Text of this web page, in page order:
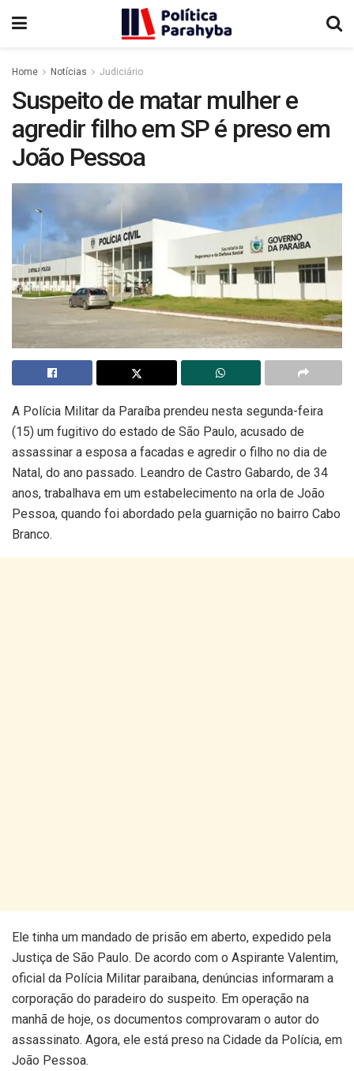
Home Notícias Judiciário
Suspeito de matar mulher e
agredir filho em SP é preso em
João Pessoa
A Polícia Militar da Paraíba prendeu nesta segunda-feira
(15) um fugitivo do estado de São Paulo, acusado de
assassinar a esposa a facadas e agredir o filho no dia de
Natal, do ano passado. Leandro de Castro Gabardo, de 34
anos, trabalhava em um estabelecimento na orla de João
Pessoa, quando foi abordado pela guarnição no bairro Cabo
Branco.
Ele tinha um mandado de prisão em aberto, expedido pela
Justiça de São Paulo. De acordo com o Aspirante Valentim,
oficial da Polícia Militar paraibana, denúncias informaram a
corporação do paradeiro do suspeito. Em operação na
manhã de hoje, os documentos comprovaram o autor do
assassinato. Agora, ele está preso na Cidade da Polícia, em
João Pessoa.